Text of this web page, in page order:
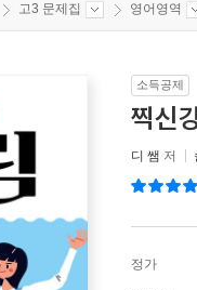
고3 문제집 영어영역
소득공제
찍신
디 쌤 저
정가